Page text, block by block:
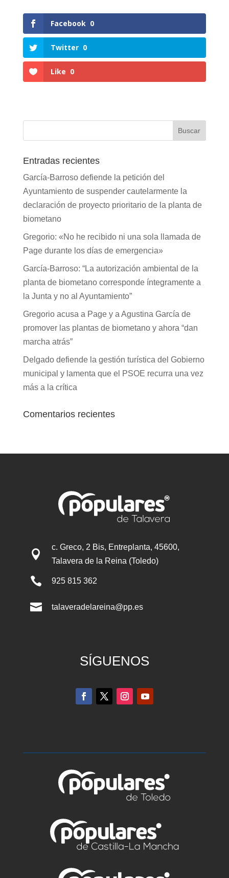
Facebook 0
Twitter 0
Like 0
Entradas recientes
García-Barroso defiende la petición del
Ayuntamiento de suspender cautelarmente la
declaración de proyecto prioritario de la planta de
biometano
Gregorio: «No he recibido ni una sola llamada de
Page durante los días de emergencia»
García-Barroso: “La autorización ambiental de la
planta de biometano corresponde íntegramente a
la Junta y no al Ayuntamiento”
Gregorio acusa a Page y a Agustina García de
promover las plantas de biometano y ahora “dan
marcha atrás”
Delgado defiende la gestión turística del Gobierno
municipal y lamenta que el PSOE recurra una vez
más a la crítica
Comentarios recientes

c. Greco, 2 Bis, Entreplanta, 45600,
Talavera de la Reina (Toledo)
 925 815 362
 talaveradelareina@pp.es
SÍGUENOS